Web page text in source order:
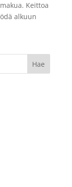
Keittoa
alkuun